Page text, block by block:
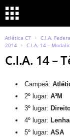
Atlética C7 C.I.A.
2014
C.I.A. 14 –
C.I.A. 14 –
Campeã:
2º lugar: A³M
3º lugar:
4º lugar:
5º lugar: ASA